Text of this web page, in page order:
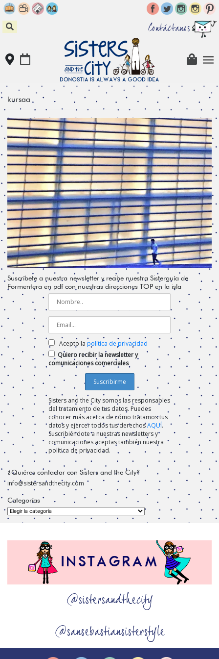
Skip
to
content
Contáctanos
kursaa
Suscríbete a nuestra newsletter y recibe nuestra Sisterguía de
Formentera en pdf con nuestras direcciones TOP en la isla
Acepto la política de privacidad
Quiero recibir la newsletter y
comunicaciones comerciales
Sisters and the City somos las responsables
del tratamiento de tus datos. Puedes
conocer más acerca de cómo tratamos tus
datos y ejercer todos tus derechosAQUÍ.
Suscribiéndote a nuestras newsletters y
comunicaciones aceptas también nuestra
política de privacidad.
¿Quiéres contactar con Sisters and the City?
info@sistersandthecity.com
Categorías
Categorías
@sistersandthecity
@sansebastiansisterstyle